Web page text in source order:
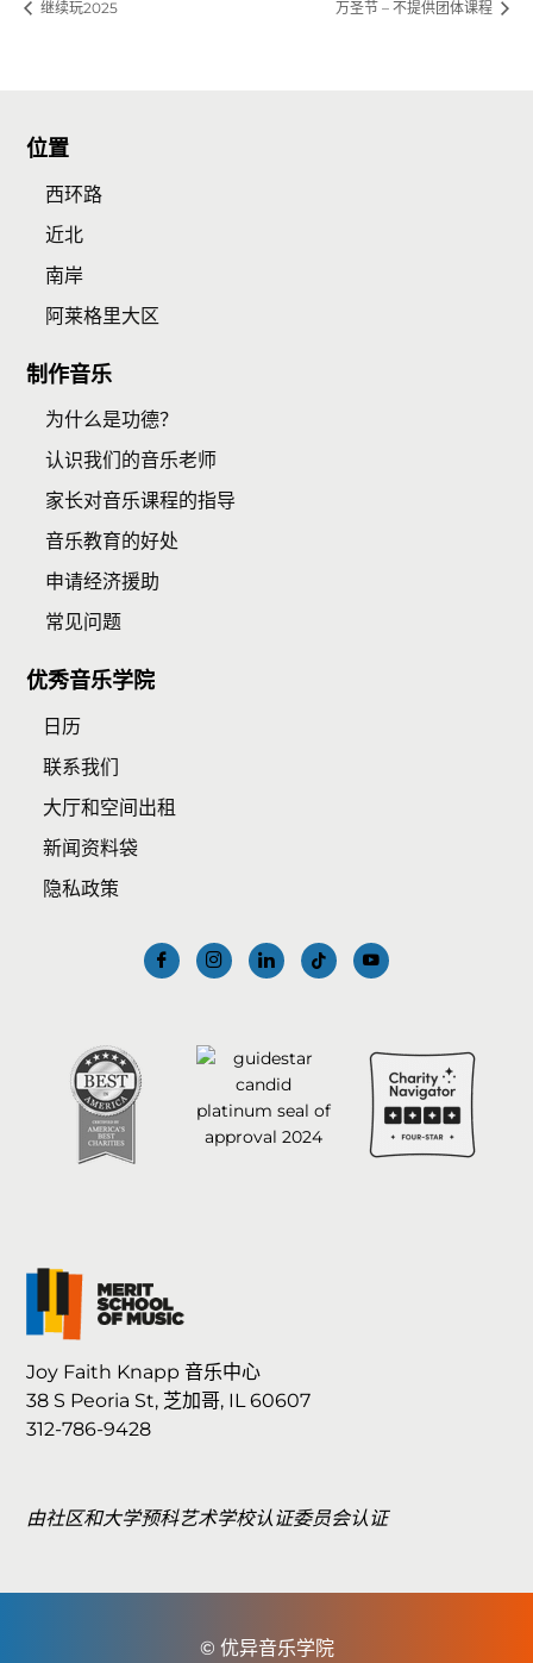
继续玩2025 万圣节 – 不提供团体课程
位置
西环路
近北
南岸
阿莱格里大区
制作音乐
为什么是功德？
认识我们的音乐老师
家长对音乐课程的指导
音乐教育的好处
申请经济援助
常见问题
优秀音乐学院
日历
联系我们
大厅和空间出租
新闻资料袋
隐私政策
Joy Faith Knapp 音乐中心
38 S Peoria St, 芝加哥, IL 60607
312-786-9428
由社区和大学预科艺术学校认证委员会认证
© 优异音乐学院